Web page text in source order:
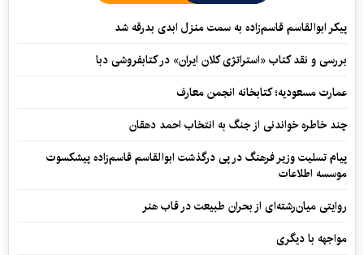
پیکر ابوالقاسم قاسم‌زاده به سمت منزل ابدی بدرقه شد
بررسی و نقد کتاب «استراتژی کلان ایران» در کتابفروشی دبا
عمارت مسعودیه؛ کتابخانه انجمن معارف
چند خاطره خواندنی از جنگ به انتخاب احمد دهقان
پیام تسلیت وزیر فرهنگ در پی درگذشت ابوالقاسم قاسم‌زاده پیشکسوت
موسسه اطلاعات
روایتی میان‌رشته‌ای از بحران طبیعت در قاب هنر
مواجهه با دیگری